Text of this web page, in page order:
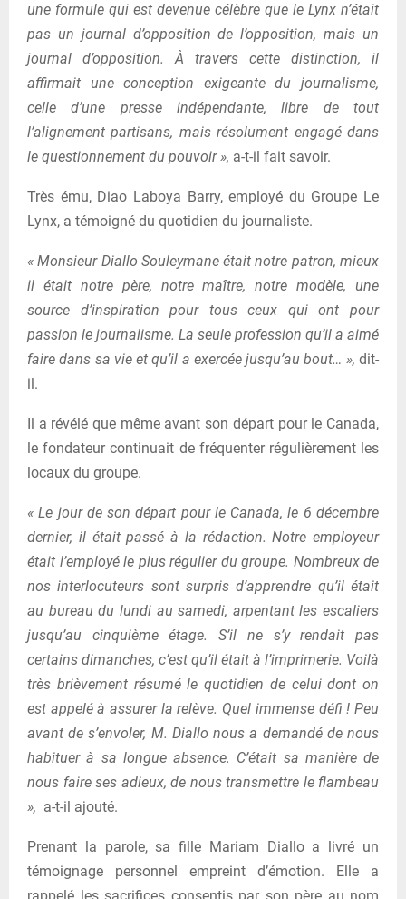
une formule qui est devenue célèbre que le Lynx n’était
pas un journal d’opposition de l’opposition, mais un
journal d’opposition. À travers cette distinction, il
affirmait une conception exigeante du journalisme,
celle d’une presse indépendante, libre de tout
l’alignement partisans, mais résolument engagé dans
le questionnement du pouvoir », a-t-il fait savoir.
Très ému, Diao Laboya Barry, employé du Groupe Le
Lynx, a témoigné du quotidien du journaliste.
« Monsieur Diallo Souleymane était notre patron, mieux
il était notre père, notre maître, notre modèle, une
source d’inspiration pour tous ceux qui ont pour
passion le journalisme. La seule profession qu’il a aimé
faire dans sa vie et qu’il a exercée jusqu’au bout… », dit-
il.
Il a révélé que même avant son départ pour le Canada,
le fondateur continuait de fréquenter régulièrement les
locaux du groupe.
« Le jour de son départ pour le Canada, le 6 décembre
dernier, il était passé à la rédaction. Notre employeur
était l’employé le plus régulier du groupe. Nombreux de
nos interlocuteurs sont surpris d’apprendre qu’il était
au bureau du lundi au samedi, arpentant les escaliers
jusqu’au cinquième étage. S’il ne s’y rendait pas
certains dimanches, c’est qu’il était à l’imprimerie. Voilà
très brièvement résumé le quotidien de celui dont on
est appelé à assurer la relève. Quel immense défi ! Peu
avant de s’envoler, M. Diallo nous a demandé de nous
habituer à sa longue absence. C’était sa manière de
nous faire ses adieux, de nous transmettre le flambeau
», a-t-il ajouté.
Prenant la parole, sa fille Mariam Diallo a livré un
témoignage personnel empreint d’émotion. Elle a